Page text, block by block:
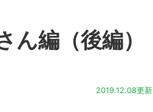
編（後編）
2019.12.08更新